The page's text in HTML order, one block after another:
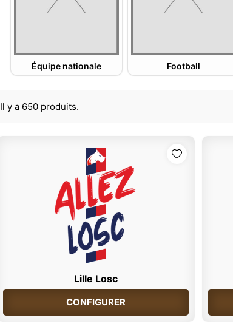
Équipe nationale Football
Il y a 650 produits.
Lille Losc
CONFIGURER